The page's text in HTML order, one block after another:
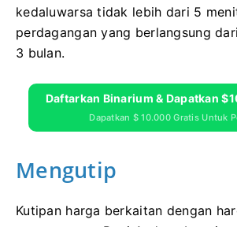
kedaluwarsa tidak lebih dari 5
perdagangan yang berlangsung
3 bulan.
Daftarkan Binarium & Dapatkan
Dapatkan $ 10.000 Gratis Untuk
Mengutip
Kutipan harga berkaitan dengan